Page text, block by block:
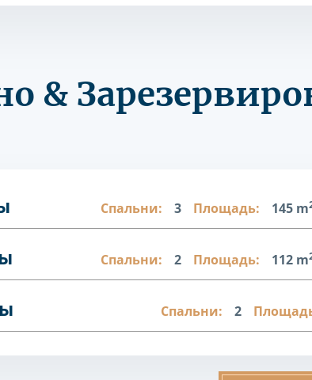
&
Спальни: 3 Площадь: 145 m
Спальни: 2 Площадь: 112 m
Спальни: 2